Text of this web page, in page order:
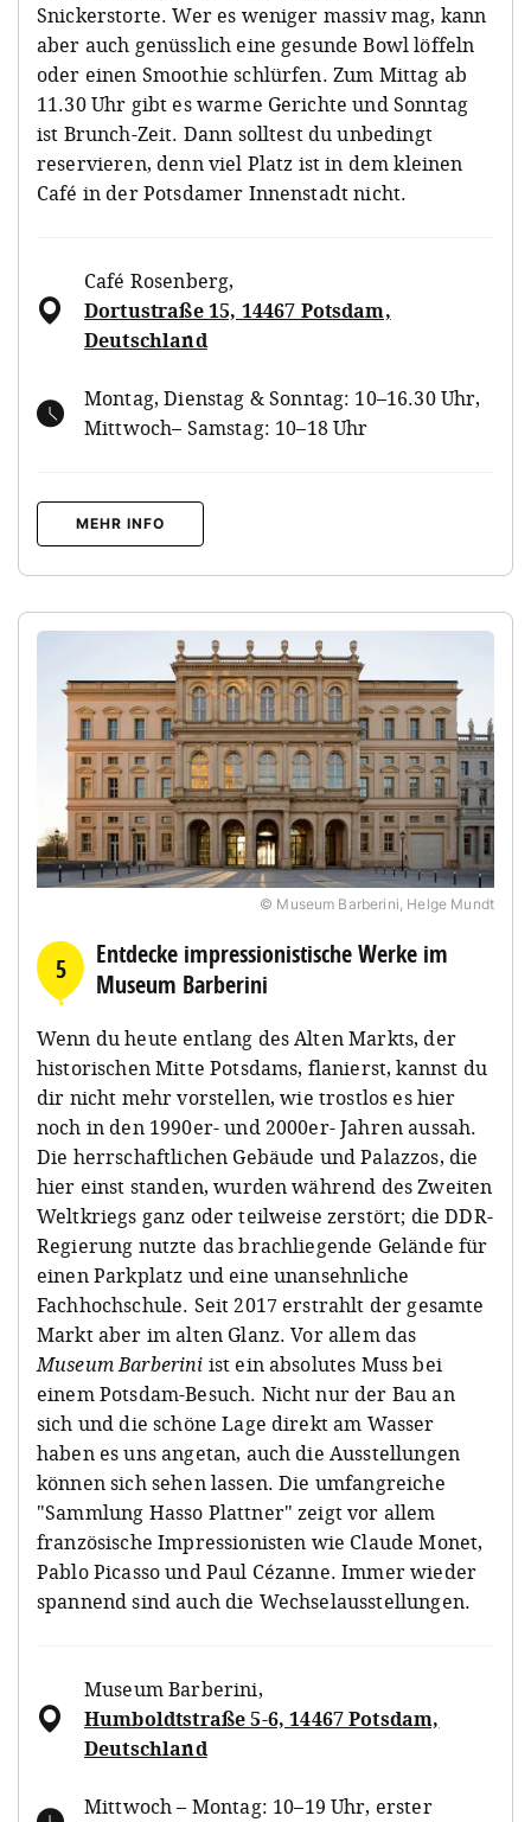
Snickerstorte. Wer es weniger massiv mag, kann
aber auch genüsslich eine gesunde Bowl löffeln
oder einen Smoothie schlürfen. Zum Mittag ab
11.30 Uhr gibt es warme Gerichte und Sonntag
ist Brunch-Zeit. Dann solltest du unbedingt
reservieren, denn viel Platz ist in dem kleinen
Café in der Potsdamer Innenstadt nicht.
Café Rosenberg,
Dortustraße 15, 14467 Potsdam,
Deutschland
Montag, Dienstag & Sonntag: 10–16.30 Uhr,
Mittwoch– Samstag: 10–18 Uhr
MEHR INFO
© Museum Barberini, Helge Mundt
5
Entdecke impressionistische Werke im
Museum Barberini
Wenn du heute entlang des Alten Markts, der
historischen Mitte Potsdams, flanierst, kannst du
dir nicht mehr vorstellen, wie trostlos es hier
noch in den 1990er- und 2000er- Jahren aussah.
Die herrschaftlichen Gebäude und Palazzos, die
hier einst standen, wurden während des Zweiten
Weltkriegs ganz oder teilweise zerstört; die DDR-
Regierung nutzte das brachliegende Gelände für
einen Parkplatz und eine unansehnliche
Fachhochschule. Seit 2017 erstrahlt der gesamte
Markt aber im alten Glanz. Vor allem das
Museum Barberini ist ein absolutes Muss bei
einem Potsdam-Besuch. Nicht nur der Bau an
sich und die schöne Lage direkt am Wasser
haben es uns angetan, auch die Ausstellungen
können sich sehen lassen. Die umfangreiche
"Sammlung Hasso Plattner" zeigt vor allem
französische Impressionisten wie Claude Monet,
Pablo Picasso und Paul Cézanne. Immer wieder
spannend sind auch die Wechselausstellungen.
Museum Barberini,
Humboldtstraße 5-6, 14467 Potsdam,
Deutschland
Mittwoch – Montag: 10–19 Uhr, erster